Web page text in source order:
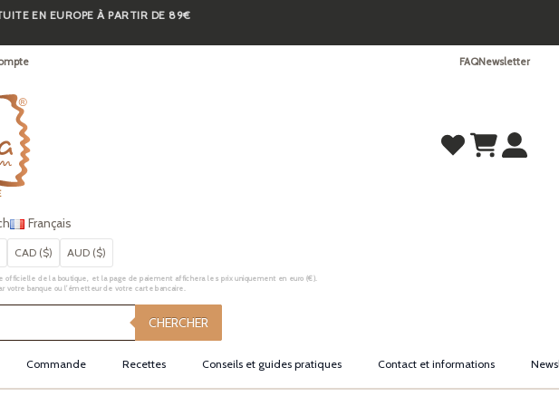
EN EUROPE À PARTIR DE 89€
FAQNewsletter
Français
CAD ($) AUD ($)
de la boutique, et la page de paiement affichera les prix uniquement en euro (€).
votre banque ou l’émetteur de votre carte bancaire.
CHERCHER
Commande Recettes Conseils et guides pratiques Contact et informations